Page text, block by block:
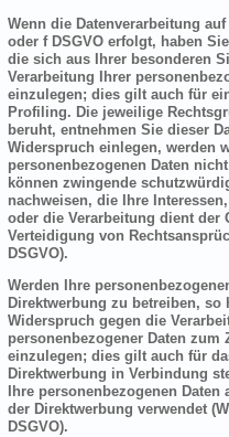
Wenn die Datenverarbeitung
oder f DSGVO erfolgt, haben
die sich aus Ihrer besonderen
Verarbeitung Ihrer
einzulegen; dies gilt auch für
Profiling. Die jeweilige
beruht, entnehmen Sie dieser
Widerspruch einlegen, werden
personenbezogenen Daten
können zwingende
nachweisen, die Ihre
oder die Verarbeitung dient der
Verteidigung von
DSGVO).
Werden Ihre
Direktwerbung zu betreiben, so
Widerspruch gegen die
personenbezogener Daten zum
einzulegen; dies gilt auch für
Direktwerbung in Verbindung
Ihre personenbezogenen
der Direktwerbung verwendet
DSGVO).